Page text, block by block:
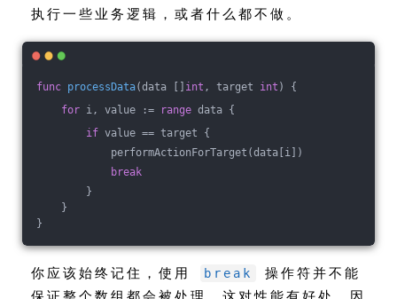
执行一些业务逻辑，或者什么都不做。
func processData(data [] int , target int )
{
for i, value := range data {
if value == target {
performActionForTarget(data[i])
break
}
}
}
你应该始终记住，使用 break
操作符并不能